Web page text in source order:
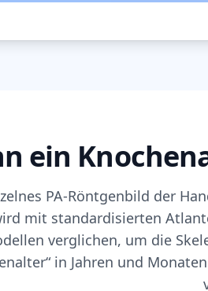
ein
PA-Röntgenbild der
mit standardisierten
verglichen, um die
in Jahren und